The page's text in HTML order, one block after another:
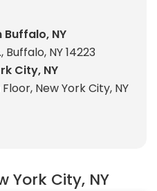
NY
NY 14223
City, NY
Floor, New York City, NY
York City, NY